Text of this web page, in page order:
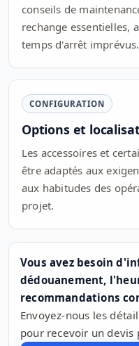
conseils de
rechange essentielles,
temps d'arrêt imprévus.
CONFIGURATION
Options et
Les accessoires et
être adaptés aux
aux habitudes des
projet.
Vous avez besoin
dédouanement,
recommandations
Envoyez-nous les
pour recevoir un devis